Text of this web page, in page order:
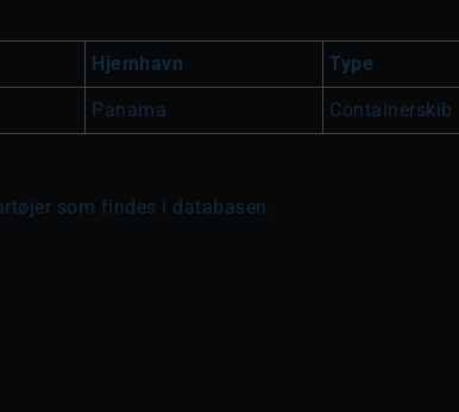
Hjemhavn Type
Panama Containerskib
som findes i databasen.